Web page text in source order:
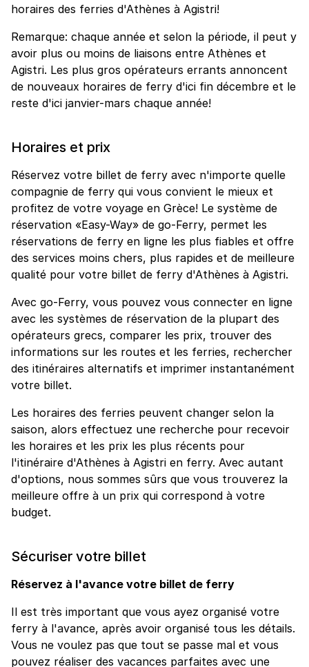
horaires des ferries d'Athènes à Agistri!
Remarque: chaque année et selon la période, il peut y
avoir plus ou moins de liaisons entre Athènes et
Agistri. Les plus gros opérateurs errants annoncent
de nouveaux horaires de ferry d'ici fin décembre et le
reste d'ici janvier-mars chaque année!
Horaires et prix
Réservez votre billet de ferry avec n'importe quelle
compagnie de ferry qui vous convient le mieux et
profitez de votre voyage en Grèce! Le système de
réservation «Easy-Way» de go-Ferry, permet les
réservations de ferry en ligne les plus fiables et offre
des services moins chers, plus rapides et de meilleure
qualité pour votre billet de ferry d'Athènes à Agistri.
Avec go-Ferry, vous pouvez vous connecter en ligne
avec les systèmes de réservation de la plupart des
opérateurs grecs, comparer les prix, trouver des
informations sur les routes et les ferries, rechercher
des itinéraires alternatifs et imprimer instantanément
votre billet.
Les horaires des ferries peuvent changer selon la
saison, alors effectuez une recherche pour recevoir
les horaires et les prix les plus récents pour
l'itinéraire d'Athènes à Agistri en ferry. Avec autant
d'options, nous sommes sûrs que vous trouverez la
meilleure offre à un prix qui correspond à votre
budget.
Sécuriser votre billet
Réservez à l'avance votre billet de ferry
Il est très important que vous ayez organisé votre
ferry à l'avance, après avoir organisé tous les détails.
Vous ne voulez pas que tout se passe mal et vous
pouvez réaliser des vacances parfaites avec une